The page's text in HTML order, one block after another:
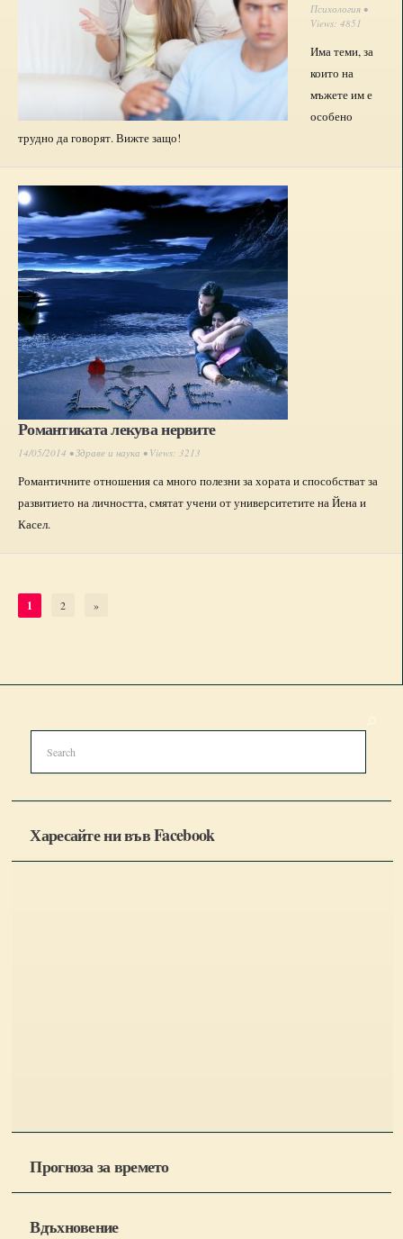
Психология •
Views: 4851
Има теми, за
които на
мъжете им е
особено
трудно да говорят. Вижте защо!
Романтиката лекува нервите
14/05/2014 •Здраве и наука • Views: 3213
Романтичните отношения са много полезни за хората и способстват за
развитието на личността, смятат учени от университетите на Йена и
Касел.
1 2 »
Харесайте ни във Facebook
Прогноза за времето
Вдъхновение